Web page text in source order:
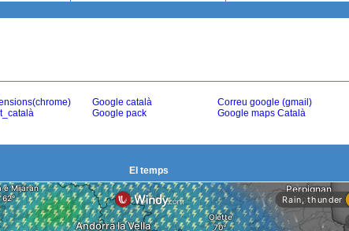
Google català
Correu google (gmail)
Google pack Google maps Català
El temps